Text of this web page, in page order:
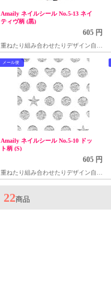
Amaily ネイルシール No.5-13 ネイ
ティヴ柄 (黒)
605 円
重ねたり組み合わせたりデザイン自在
の貼るだけネイルシール
メール便
Amaily ネイルシール No.5-10 ドッ
ト柄 (S)
605 円
重ねたり組み合わせたりデザイン自在
の貼るだけネイルシール
22商品